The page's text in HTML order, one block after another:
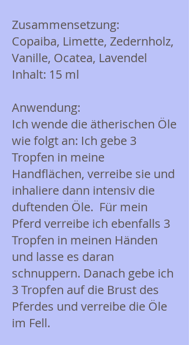
Zusammensetzung:
Copaiba, Limette, Zedernholz,
Vanille, Ocatea, Lavendel
Inhalt: 15 ml
Anwendung:
Ich wende die ätherischen Öle
wie folgt an: Ich gebe 3
Tropfen in meine
Handflächen, verreibe sie und
inhaliere dann intensiv die
duftenden Öle. Für mein
Pferd verreibe ich ebenfalls 3
Tropfen in meinen Händen
und lasse es daran
schnuppern. Danach gebe ich
3 Tropfen auf die Brust des
Pferdes und verreibe die Öle
im Fell.